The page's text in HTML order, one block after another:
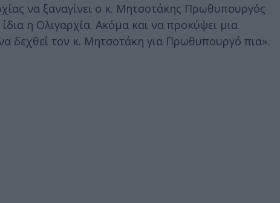
να ξαναγίνει ο κ. Μητσοτάκης Πρωθυπουργός
η Ολιγαρχία. Ακόμα και να προκύψει μια
δεχθεί τον κ. Μητσοτάκη για Πρωθυπουργό πια».